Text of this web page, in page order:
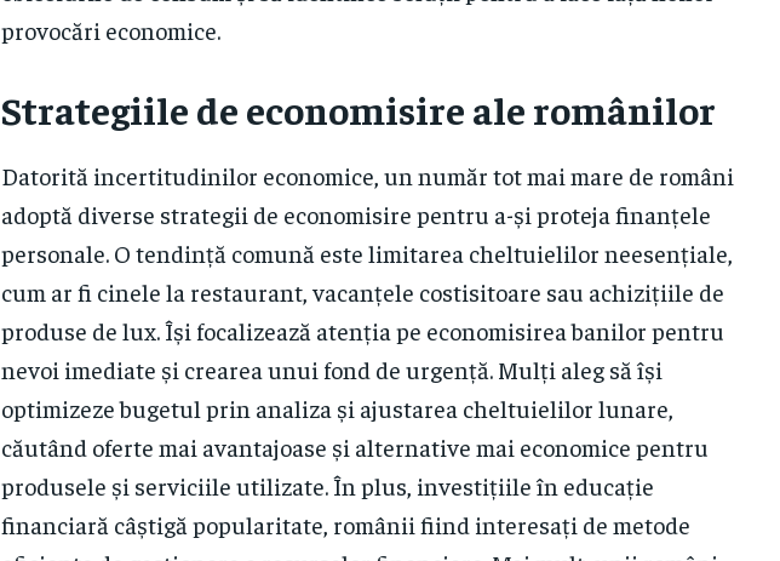
provocări economice.
Strategiile de economisire ale românilor
Datorită incertitudinilor economice, un număr tot mai mare de români
adoptă diverse strategii de economisire pentru a-și proteja finanțele
personale. O tendință comună este limitarea cheltuielilor neesențiale,
cum ar fi cinele la restaurant, vacanțele costisitoare sau achizițiile de
produse de lux. Își focalizează atenția pe economisirea banilor pentru
nevoi imediate și crearea unui fond de urgență. Mulți aleg să își
optimizeze bugetul prin analiza și ajustarea cheltuielilor lunare,
căutând oferte mai avantajoase și alternative mai economice pentru
produsele și serviciile utilizate. În plus, investițiile în educație
financiară câștigă popularitate, românii fiind interesați de metode